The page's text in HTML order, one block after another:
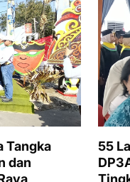
Tangka
dan
55